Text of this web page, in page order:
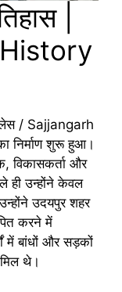
|
/ Sajjangarh
शुरू हुआ।
विकासकर्ता और
उन्होंने केवल
उदयपुर शहर
करने में
में बांधों और सड़कों
थे।